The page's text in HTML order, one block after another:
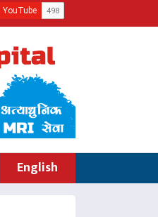
English